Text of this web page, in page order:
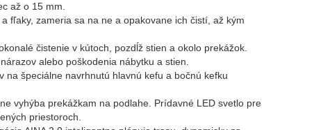
až o 15 mm.
fľaky, zameria sa na ne a opakovane ich čistí, až kým
čistenie v kútoch, pozdĺž stien a okolo prekážok.
alebo poškodenia nábytku a stien.
špeciálne navrhnutú hlavnú kefu a bočnú kefku
vyhýba prekážkam na podlahe. Prídavné LED svetlo pre
priestoroch.